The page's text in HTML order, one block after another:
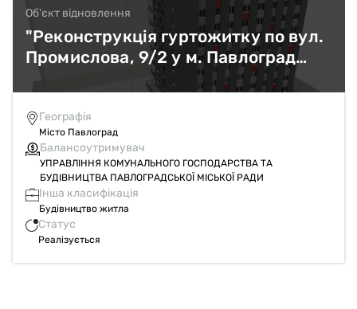
Об'єкт відновлення
"Реконструкція гуртожитку по вул.
Промислова, 9/2 у м. Павлоград
Дніпропетровської області (житло
для внутрішньо переміщених осіб)"
Географія
Місто Павлоград
Балансоутримувач
УПРАВЛІННЯ КОМУНАЛЬНОГО ГОСПОДАРСТВА ТА
БУДІВНИЦТВА ПАВЛОГРАДСЬКОЇ МІСЬКОЇ РАДИ
Інша класифікація
Будівництво житла
Статус
Реалізується